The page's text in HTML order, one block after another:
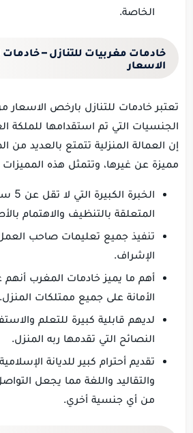
الخاصة.
خادمات مغربيات للتنازل – خادمات
الاسعار
تعتبر خادمات للتنازل بارخص
الجنسيات التي تم استقدامها للملكة
إن العمالة المنزلية تتمتع بالعديد من
مميزة عن غيرها، وتتمثل هذه
المتعلقة بالتنظيف والاهتمام
تنفيذ جميع تعليمات صاحب
الإشراف.
أهم ما يميز خادمات المغرب أنهم
الأمانة على جميع ممتلكات المنزل.
لديهم قابلية كبيرة للتعلم
النصائح التي تقدمها ربه المنزل.
تقديم أحترام كبير للديانة
والتقاليد واللغة مما يجعل
من أي جنسية أخري.